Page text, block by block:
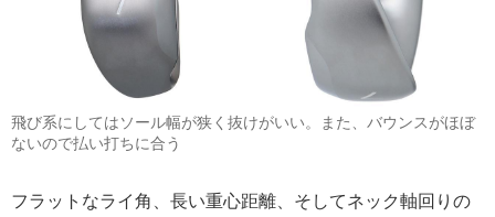
飛び系にしてはソール幅が狭く抜けがいい。また、バウンスがほぼ
ないので払い打ちに合う
フラットなライ角、長い重心距離、そしてネック軸回りの